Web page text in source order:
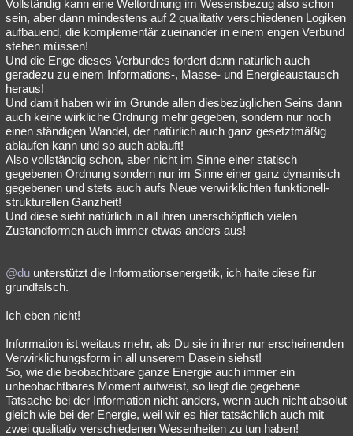
Vollständig kann eine Weltordnung im Wesensbezug also schon
sein, aber dann mindestens auf 2 qualitativ verschiedenen Logiken
aufbauend, die komplementär zueinander in einem engen Verbund
stehen müssen!
Und die Enge dieses Verbundes fordert dann natürlich auch
geradezu zu einem Informations-, Masse- und Energieaustausch
heraus!
Und damit haben wir im Grunde allen diesbezüglichen Seins dann
auch keine wirkliche Ordnung mehr gegeben, sondern nur noch
einen ständigen Wandel, der natürlich auch ganz gesetztmäßig
ablaufen kann und so auch abläuft!
Also vollständig schon, aber nicht im Sinne einer statisch
gegebenen Ordnung sondern nur im Sinne einer ganz dynamisch
gegebenen und stets auch aufs Neue verwirklichten funktionell-
strukturellen Ganzheit!
Und diese sieht natürlich in all ihren unerschöpflich vielen
Zustandformen auch immer etwas anders aus!
@du unterstützt die Informationsenergetik, ich halte diese für
grundfalsch.
Ich eben nicht!
Information ist weitaus mehr, als Du sie in ihrer nur erscheinenden
Verwirklichungsform in all unserem Dasein siehst!
So, wie die beobachtbare ganze Energie auch immer ein
unbeobachtbares Moment aufweist, so liegt die gegebene
Tatsache bei der Information nicht anders, wenn auch nicht absolut
gleich wie bei der Energie, weil wir es hier tatsächlich auch mit
zwei qualitativ verschiedenen Wesenheiten zu tun haben!